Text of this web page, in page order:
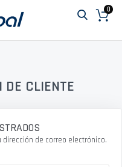
0
DE CLIENTE
de correo electrónico.